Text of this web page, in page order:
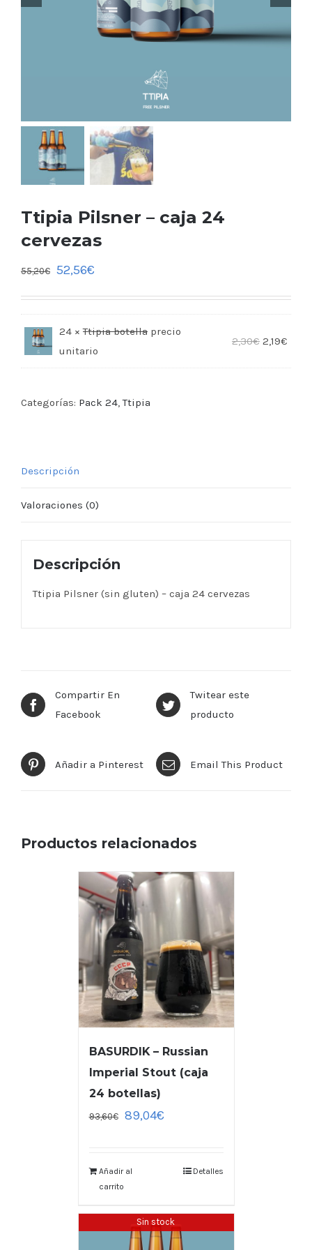
Ttipia Pilsner – caja 24
cervezas
55,20€ 52,56€
24 ×Ttipia botella
2,30€ 2,19€
Categorías: Pack 24,Ttipia
Descripción
Valoraciones (0)
Descripción
Ttipia Pilsner (sin gluten) – caja 24 cervezas
Compartir En
Facebook
Twitear este
producto
Añadir a Pinterest Email This Product
Productos relacionados
BASURDIK – Russian
Imperial Stout (caja
24 botellas)
93,60€ 89,04€
Añadir al
carrito
Detalles
Sin stock